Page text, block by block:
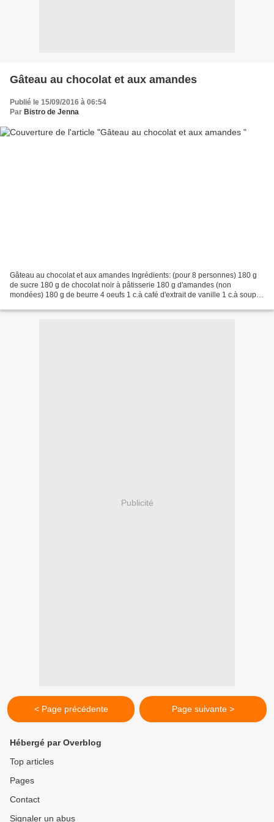
Gâteau au chocolat et aux amandes
Publié le 15/09/2016 à 06:54
Par Bistro de Jenna
Gâteau au chocolat et aux amandes Ingrédients: (pour 8 personnes) 180 g
de sucre 180 g de chocolat noir à pâtisserie 180 g d'amandes (non
mondées) 180 g de beurre 4 oeufs 1 c.à café d'extrait de vanille 1 c.à soupe
Publicité
< Page précédente Page suivante >
Hébergé par Overblog
Top articles
Pages
Contact
Signaler un abus